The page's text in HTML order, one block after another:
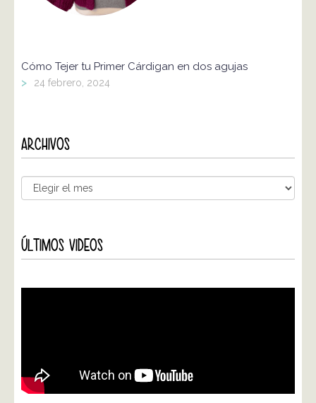
Cómo Tejer tu Primer Cárdigan en dos agujas
> 24 febrero, 2024
ARCHIVOS
ÚLTIMOS VIDEOS